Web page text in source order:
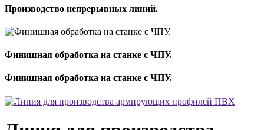
Производство непрерывных линий.
Финишная обработка на станке с ЧПУ.
Финишная обработка на станке с ЧПУ.